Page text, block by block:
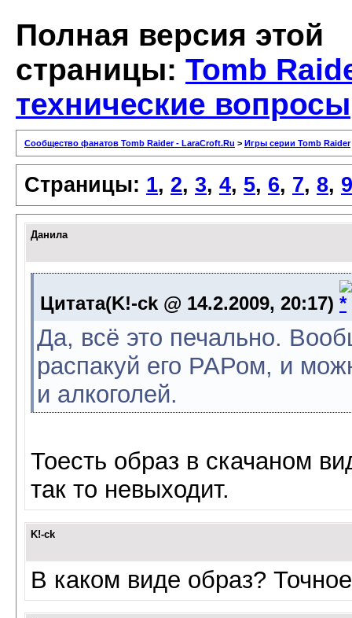
Полная версия этой
страницы: Tomb
технические вопросы
Сообщество фанатов Tomb Raider - LaraCroft.Ru > Игры серии Tomb Raider
Страницы: 1, 2, 3, 4, 5, 6, 7, 8, 9
Данила
Цитата(K!-ck @ 14.2.2009, 20:17)
Да, всё это печально.
распакуй его РАРом, и
и алкоголей.
Тоесть образ в скачаном
так то невыходит.
K!-ck
В каком виде образ?